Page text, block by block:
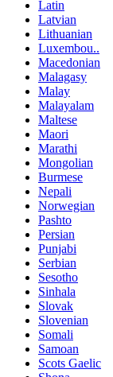
Latin
Latvian
Lithuanian
Luxembou..
Macedonian
Malagasy
Malay
Malayalam
Maltese
Maori
Marathi
Mongolian
Burmese
Nepali
Norwegian
Pashto
Persian
Punjabi
Serbian
Sesotho
Sinhala
Slovak
Slovenian
Somali
Samoan
Scots Gaelic